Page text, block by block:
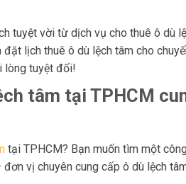
tuyệt vời từ dịch vụ cho thuê ô dù
lịch thuê ô dù lệch tâm cho
lòng tuyệt đối!
tâm tại TPHCM
tại TPHCM? Bạn muốn tìm một
vị chuyên cung cấp ô dù lệch